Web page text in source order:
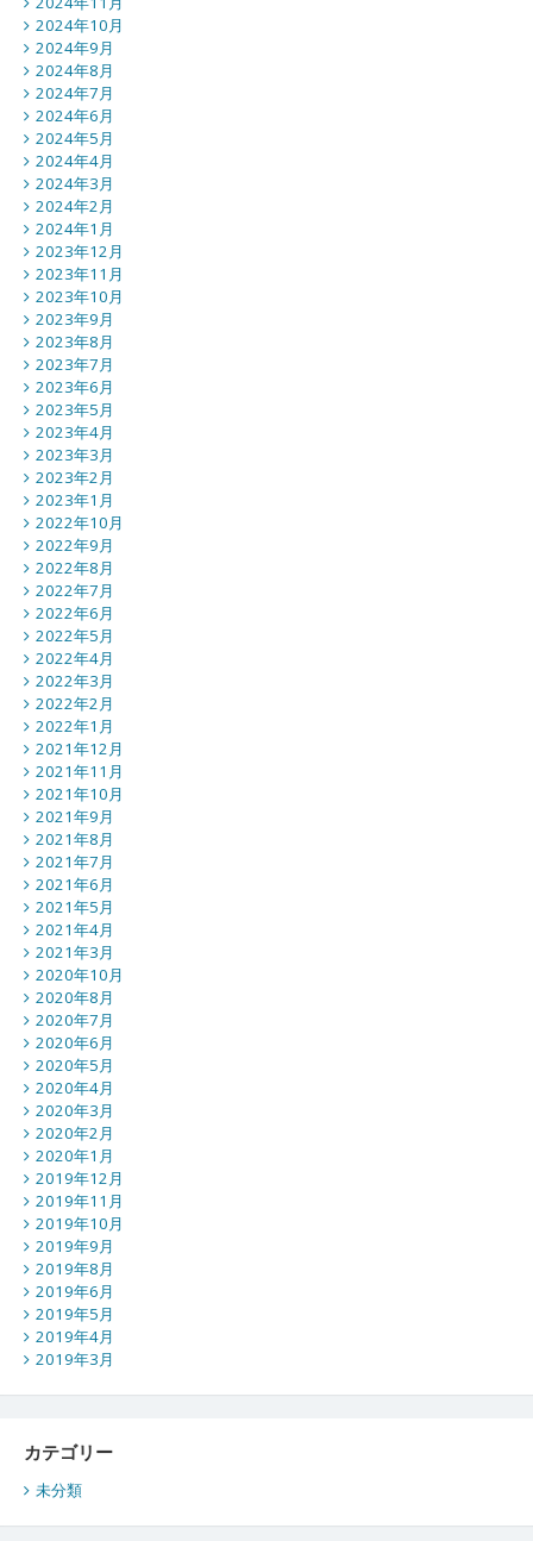
2024年10月
2024年9月
2024年8月
2024年7月
2024年6月
2024年5月
2024年4月
2024年3月
2024年2月
2024年1月
2023年12月
2023年11月
2023年10月
2023年9月
2023年8月
2023年7月
2023年6月
2023年5月
2023年4月
2023年3月
2023年2月
2023年1月
2022年10月
2022年9月
2022年8月
2022年7月
2022年6月
2022年5月
2022年4月
2022年3月
2022年2月
2022年1月
2021年12月
2021年11月
2021年10月
2021年9月
2021年8月
2021年7月
2021年6月
2021年5月
2021年4月
2021年3月
2020年10月
2020年8月
2020年7月
2020年6月
2020年5月
2020年4月
2020年3月
2020年2月
2020年1月
2019年12月
2019年11月
2019年10月
2019年9月
2019年8月
2019年6月
2019年5月
2019年4月
2019年3月
カテゴリー
未分類